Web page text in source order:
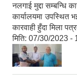
नलगाई मुद्दा सम्बन्धि
कार्यालयमा उपस्थित
कारवाही हुँदा मिला
मिति: 07/30/2023 -